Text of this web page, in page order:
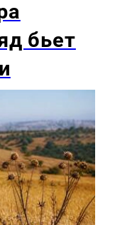
бьет